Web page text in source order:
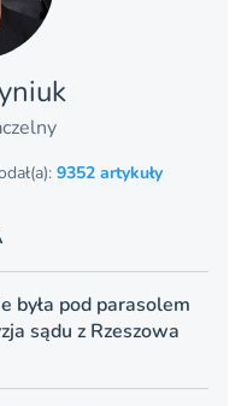
9352 artykuły
była pod parasolem
sądu z Rzeszowa